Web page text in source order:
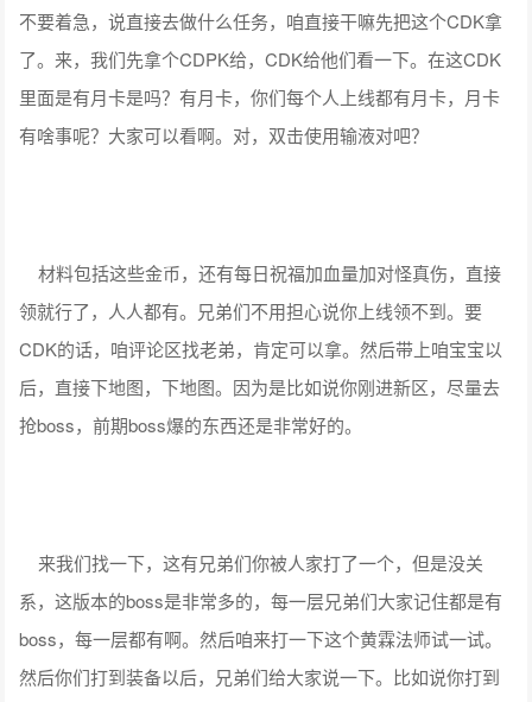
不要着急，说直接去做什么任务，咱直接干嘛先把这个CDK拿
了。来，我们先拿个CDPK给，CDK给他们看一下。在这CDK
里面是有月卡是吗？有月卡，你们每个人上线都有月卡，月卡
有啥事呢？大家可以看啊。对，双击使用输液对吧？
材料包括这些金币，还有每日祝福加血量加对怪真伤，直接
领就行了，人人都有。兄弟们不用担心说你上线领不到。要
CDK的话，咱评论区找老弟，肯定可以拿。然后带上咱宝宝以
后，直接下地图，下地图。因为是比如说你刚进新区，尽量去
抢boss，前期boss爆的东西还是非常好的。
来我们找一下，这有兄弟们你被人家打了一个，但是没关
系，这版本的boss是非常多的，每一层兄弟们大家记住都是有
boss，每一层都有啊。然后咱来打一下这个黄霖法师试一试。
然后你们打到装备以后，兄弟们给大家说一下。比如说你打到